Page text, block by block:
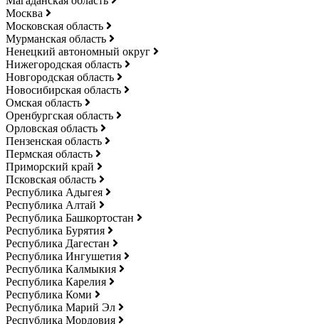
Москва
Московская область
Мурманская область
Ненецкий автономный округ
Нижегородская область
Новгородская область
Новосибирская область
Омская область
Оренбургская область
Орловская область
Пензенская область
Пермская область
Приморский край
Псковская область
Республика Адыгея
Республика Алтай
Республика Башкортостан
Республика Бурятия
Республика Дагестан
Республика Ингушетия
Республика Калмыкия
Республика Карелия
Республика Коми
Республика Марий Эл
Республика Мордовия